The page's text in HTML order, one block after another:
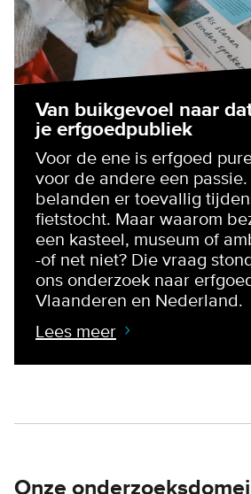
Van buikgevoel naar
je erfgoedpubliek
Voor de ene is erfgoed
voor de andere een
belanden er toevallig
fietstocht. Maar waarom
een kasteel, museum of
-of net niet? Die vraag
ons onderzoek naar
Vlaanderen en Nederland.
Lees meer